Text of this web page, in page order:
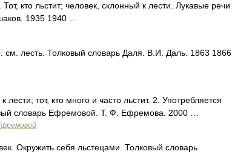
кто льстит; человек, склонный к лести. Лукавые речи
1935 1940 …
лесть. Толковый словарь Даля. В.И. Даль. 1863 1866
тот, кто много и часто льстит. 2. Употребляется
словарь Ефремовой. Т. Ф. Ефремова. 2000 …
Окружить себя льстецами. Толковый словарь